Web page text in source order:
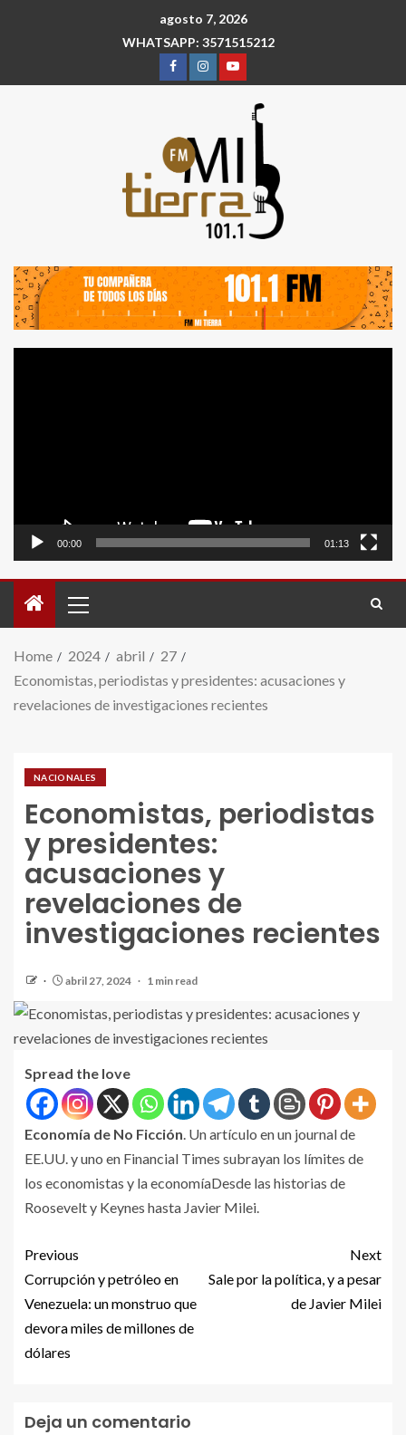
agosto 7, 2026
WHATSAPP: 3571515212
00:00 01:13
Home 2024 abril
27
Economistas, periodistas y presidentes: acusaciones y
revelaciones de investigaciones recientes
NACIONALES
Economistas, periodistas
y presidentes:
acusaciones y
revelaciones de
investigaciones recientes
abril 27, 2024 1 min read
Spread the love
Economía de No Ficción. Un artículo en un journal de
EE.UU. y uno en Financial Times subrayan los límites de
los economistas y la economíaDesde las historias de
Roosevelt y Keynes hasta Javier Milei.
Previous
Corrupción y petróleo en
Venezuela: un monstruo que
devora miles de millones de
dólares
Next
Sale por la política, y a pesar
de Javier Milei
Deja un comentario